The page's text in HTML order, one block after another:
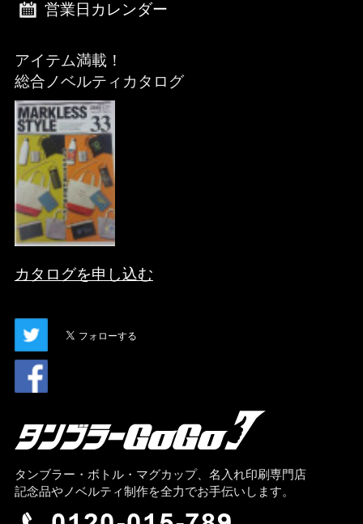
営業日カレンダー
アイテム満載！
総合ノベルティカタログ
カタログを申し込む
タンブラー・ボトル・マグカップ、名入れ印刷専門店
記念品やノベルティ制作を全力でお手伝いします。